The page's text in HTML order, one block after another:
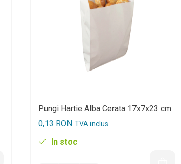
Pungi Hartie Alba Cerata 17x7x23 cm
0,13 RON TVA inclus
In stoc